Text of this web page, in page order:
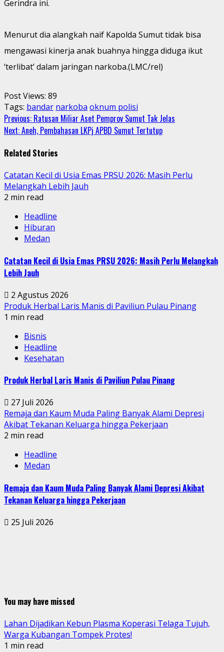
Gerindra ini.
Menurut dia alangkah naif Kapolda Sumut tidak bisa
mengawasi kinerja anak buahnya hingga diduga ikut
‘terlibat’ dalam jaringan narkoba.(LMC/rel)
Post Views: 89
Tags: bandar narkoba oknum polisi
Continue
Reading
Previous: Ratusan Miliar Aset Pemprov Sumut Tak Jelas
Next:Aneh, Pembahasan LKPj APBD Sumut Tertutup
Related Stories
Catatan Kecil di Usia Emas PRSU 2026: Masih Perlu
Melangkah Lebih Jauh
2 min read
Headline
Hiburan
Medan
Catatan Kecil di Usia Emas PRSU 2026: Masih Perlu Melangkah
Lebih Jauh
2 Agustus 2026
Produk Herbal Laris Manis di Paviliun Pulau Pinang
1 min read
Bisnis
Headline
Kesehatan
Produk Herbal Laris Manis di Paviliun Pulau Pinang
27 Juli 2026
Remaja dan Kaum Muda Paling Banyak Alami Depresi
Akibat Tekanan Keluarga hingga Pekerjaan
2 min read
Headline
Medan
Remaja dan Kaum Muda Paling Banyak Alami Depresi Akibat
Tekanan Keluarga hingga Pekerjaan
25 Juli 2026
You may have missed
Lahan Dijadikan Kebun Plasma Koperasi Telaga Tujuh,
Warga Kubangan Tompek Protes!
1 min read